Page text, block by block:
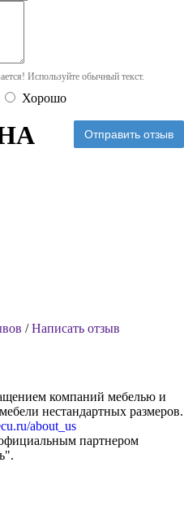
Используйте обычный текст.
Хорошо
Отправить отзыв
/Написать отзыв
компаний мебелью и
нестандартных размеров.
about_us
партнером